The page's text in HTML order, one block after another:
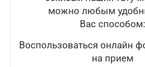
можно любым
Вас способом:
Воспользоваться онлайн
на прием